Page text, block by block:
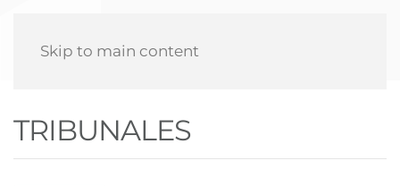
Skip to main content
TRIBUNALES